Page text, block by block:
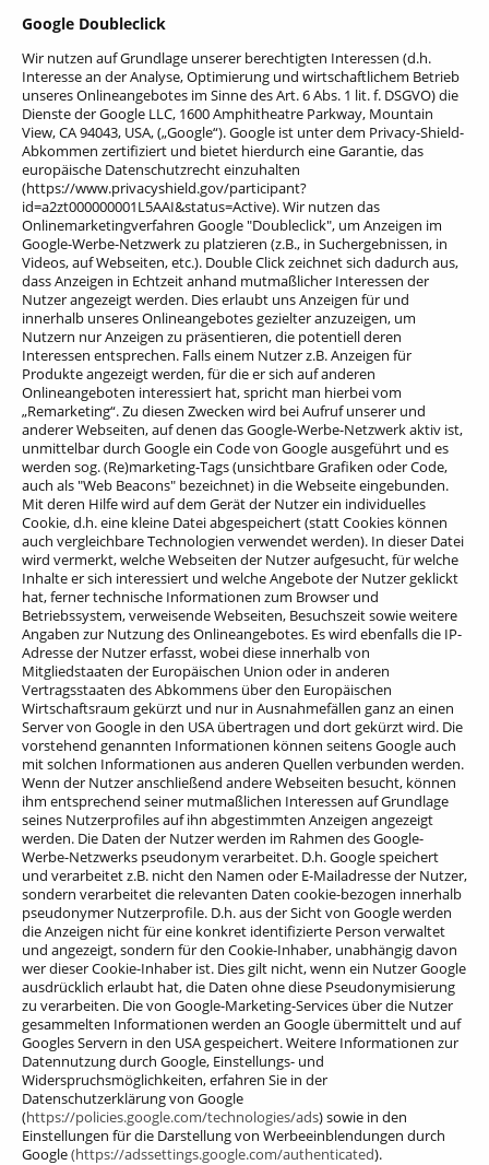
Google Doubleclick
Wir nutzen auf Grundlage unserer berechtigten Interessen (d.h.
Interesse an der Analyse, Optimierung und wirtschaftlichem Betrieb
unseres Onlineangebotes im Sinne des Art. 6 Abs. 1 lit. f. DSGVO) die
Dienste der Google LLC, 1600 Amphitheatre Parkway, Mountain
View, CA 94043, USA, („Google“).Google ist unter dem Privacy-Shield-
Abkommen zertifiziert und bietet hierdurch eine Garantie, das
europäische Datenschutzrecht einzuhalten
(https://www.privacyshield.gov/participant?
id=a2zt000000001L5AAI&status=Active). Wir nutzen das
Onlinemarketingverfahren Google "Doubleclick", um Anzeigen im
Google-Werbe-Netzwerk zu platzieren (z.B., in Suchergebnissen, in
Videos, auf Webseiten, etc.). Double Click zeichnet sich dadurch aus,
dass Anzeigen in Echtzeit anhand mutmaßlicher Interessen der
Nutzer angezeigt werden. Dies erlaubt uns Anzeigen für und
innerhalb unseres Onlineangebotes gezielter anzuzeigen, um
Nutzern nur Anzeigen zu präsentieren, die potentiell deren
Interessen entsprechen. Falls einem Nutzer z.B. Anzeigen für
Produkte angezeigt werden, für die er sich auf anderen
Onlineangeboten interessiert hat, spricht man hierbei vom
„Remarketing“. Zu diesen Zwecken wird bei Aufruf unserer und
anderer Webseiten, auf denen das Google-Werbe-Netzwerk aktiv ist,
unmittelbar durch Google ein Code von Google ausgeführt und es
werden sog. (Re)marketing-Tags (unsichtbare Grafiken oder Code,
auch als "Web Beacons" bezeichnet) in die Webseite eingebunden.
Mit deren Hilfe wird auf dem Gerät der Nutzer ein individuelles
Cookie, d.h. eine kleine Datei abgespeichert (statt Cookies können
auch vergleichbare Technologien verwendet werden). In dieser Datei
wird vermerkt, welche Webseiten der Nutzer aufgesucht, für welche
Inhalte er sich interessiert und welche Angebote der Nutzer geklickt
hat, ferner technische Informationen zum Browser und
Betriebssystem, verweisende Webseiten, Besuchszeit sowie weitere
Angaben zur Nutzung des Onlineangebotes. Es wird ebenfalls die IP-
Adresse der Nutzer erfasst, wobei diese innerhalb von
Mitgliedstaaten der Europäischen Union oder in anderen
Vertragsstaaten des Abkommens über den Europäischen
Wirtschaftsraum gekürzt und nur in Ausnahmefällen ganz an einen
Server von Google in den USA übertragen und dort gekürzt wird. Die
vorstehend genannten Informationen können seitens Google auch
mit solchen Informationen aus anderen Quellen verbunden werden.
Wenn der Nutzer anschließend andere Webseiten besucht, können
ihm entsprechend seiner mutmaßlichen Interessen auf Grundlage
seines Nutzerprofiles auf ihn abgestimmten Anzeigen angezeigt
werden. Die Daten der Nutzer werden im Rahmen des Google-
Werbe-Netzwerks pseudonym verarbeitet. D.h. Google speichert
und verarbeitet z.B. nicht den Namen oder E-Mailadresse der Nutzer,
sondern verarbeitet die relevanten Daten cookie-bezogen innerhalb
pseudonymer Nutzerprofile. D.h. aus der Sicht von Google werden
die Anzeigen nicht für eine konkret identifizierte Person verwaltet
und angezeigt, sondern für den Cookie-Inhaber, unabhängig davon
wer dieser Cookie-Inhaber ist. Dies gilt nicht, wenn ein Nutzer Google
ausdrücklich erlaubt hat, die Daten ohne diese Pseudonymisierung
zu verarbeiten. Die von Google-Marketing-Services über die Nutzer
gesammelten Informationen werden an Google übermittelt und auf
Googles Servern in den USA gespeichert. Weitere Informationen zur
Datennutzung durch Google, Einstellungs- und
Widerspruchsmöglichkeiten, erfahren Sie in der
Datenschutzerklärung von Google
(https://policies.google.com/technologies/ads) sowie in den
Einstellungen für die Darstellung von Werbeeinblendungen durch
Google(https://adssettings.google.com/authenticated).